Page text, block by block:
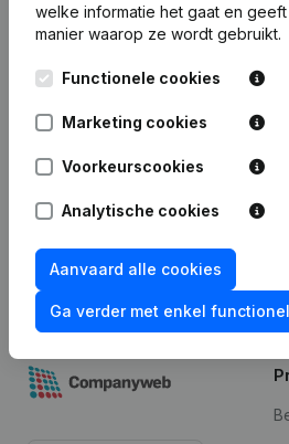
Bericht*
Verzenden
welke informatie het gaat en
manier waarop ze wordt gebruikt.
Functionele cookies
Marketing cookies
Voorkeurscookies
Analytische cookies
Aanvaard alle cookies
Ga verder met enkel